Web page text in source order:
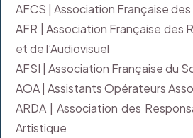
AFCS | Association Française
AFR | Association Française des
et de l’Audiovisuel
AFSI | Association Française du
AOA | Assistants Opérateurs
ARDA | Association des
Artistique